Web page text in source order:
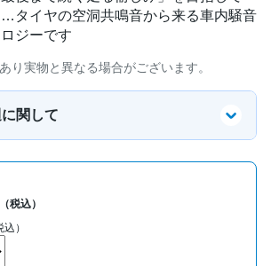
タイヤの空洞共鳴音から来る車内騒音
ジーです
り実物と異なる場合がございます。
関して
税込）
）